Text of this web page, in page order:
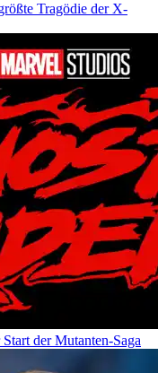
Tragödie der X-
der Mutanten-Saga